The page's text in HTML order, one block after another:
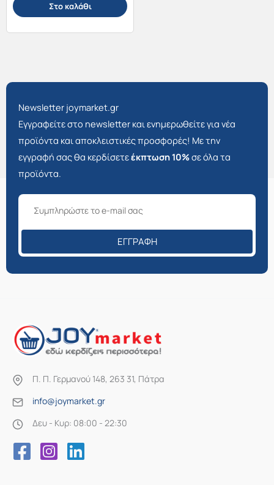
Στο καλάθι
Newsletter joymarket.gr
Εγγραφείτε στο newsletter και ενημερωθείτε για νέα
προϊόντα και αποκλειστικές προσφορές! Με την
εγγραφή σας θα κερδίσετεέκπτωση 10%σε όλα τα
προϊόντα.
ΕΓΓΡΑΦΉ
Π. Π. Γερμανού 148, 263 31, Πάτρα
info@joymarket.gr
Δευ - Κυρ: 08:00 - 22:30